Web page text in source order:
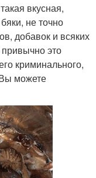
вкусная,
не точно
добавок и всяких
это
криминального,
можете